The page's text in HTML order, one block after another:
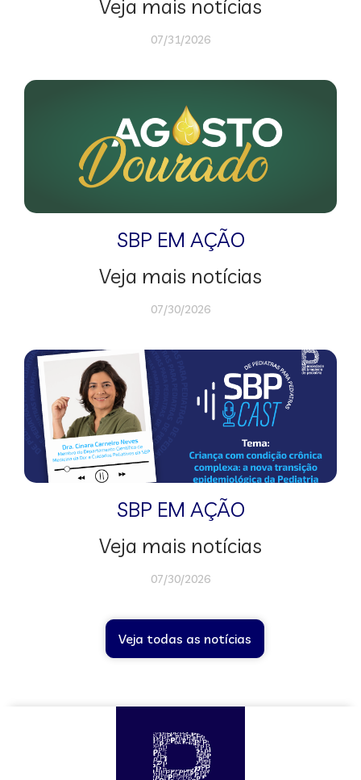
Veja mais notícias
07/31/2026
SBP EM AÇÃO
Veja mais notícias
07/30/2026
SBP EM AÇÃO
Veja mais notícias
07/30/2026
Veja todas as notícias